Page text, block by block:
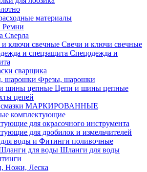
материалы
Ремни
Сверла
Свечи и ключи свечные
Спецодежда и
сварщика
Фрезы, шарошки
Цепи и шины цепные
цепей
смазки МАРКИРОВАННЫЕ
комплектующие
для окрасочного инструмента
для дробилок и измельчителей
воды и Фитинги поливочные
Шланги для воды
Ножи, Леска